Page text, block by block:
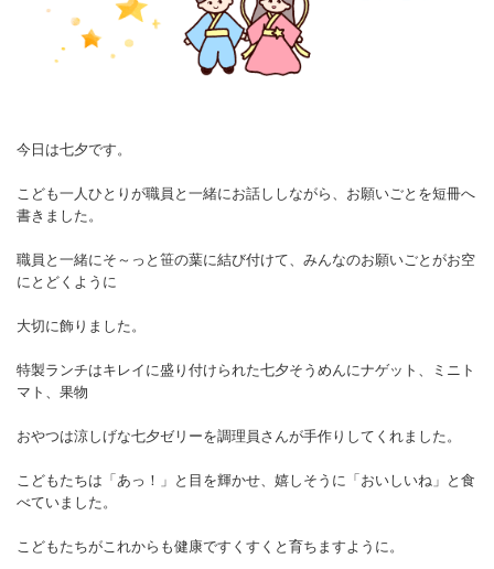
今日は七夕です。
こども一人ひとりが職員と一緒にお話ししながら、お願いごとを短冊へ
書きました。
職員と一緒にそ～っと笹の葉に結び付けて、みんなのお願いごとがお空
にとどくように
大切に飾りました。
特製ランチはキレイに盛り付けられた七夕そうめんにナゲット、ミニト
マト、果物
おやつは涼しげな七夕ゼリーを調理員さんが手作りしてくれました。
こどもたちは「あっ！」と目を輝かせ、嬉しそうに「おいしいね」と食
べていました。
こどもたちがこれからも健康ですくすくと育ちますように。